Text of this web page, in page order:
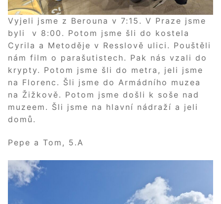
Vyjeli jsme z Berouna v 7:15. V Praze jsme
byli v 8:00. Potom jsme šli do kostela
Cyrila a Metoděje v Resslově ulici. Pouštěli
nám film o parašutistech. Pak nás vzali do
krypty. Potom jsme šli do metra, jeli jsme
na Florenc. Šli jsme do Armádního muzea
na Žižkově. Potom jsme došli k soše nad
muzeem. Šli jsme na hlavní nádraží a jeli
domů.
Pepe a Tom, 5.A